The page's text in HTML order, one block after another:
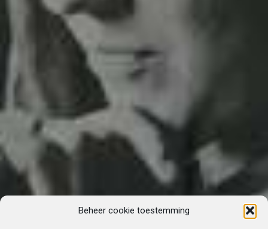
Beheer cookie toestemming